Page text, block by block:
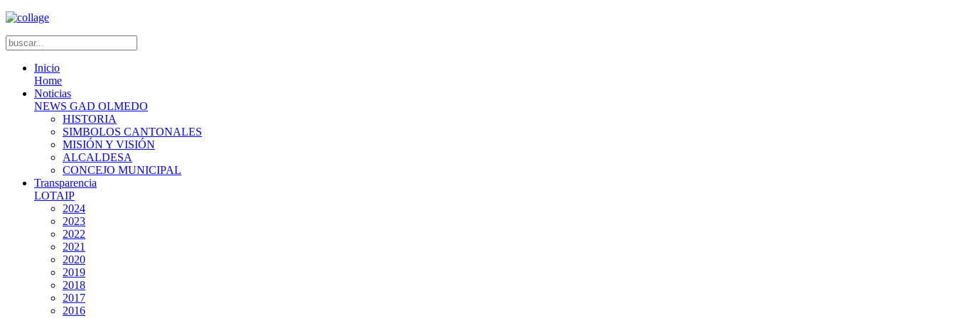
Inicio
Home
Noticias
NEWS GAD OLMEDO
HISTORIA
SIMBOLOS CANTONALES
MISIÓN Y VISIÓN
ALCALDESA
CONCEJO MUNICIPAL
Transparencia
LOTAIP
2024
2023
2022
2021
2020
2019
2018
2017
2016